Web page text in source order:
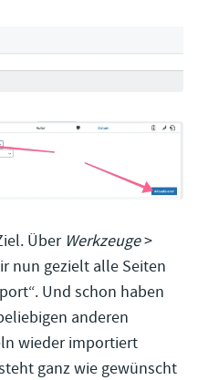
Über Werkzeuge>
nun gezielt alle Seiten
Und schon haben
anderen
wieder importiert
ganz wie gewünscht